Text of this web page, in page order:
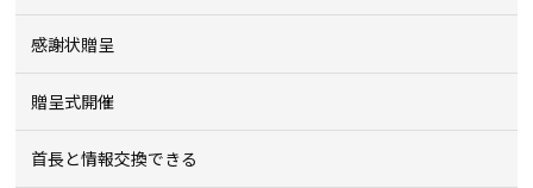
感謝状贈呈
贈呈式開催
首長と情報交換できる